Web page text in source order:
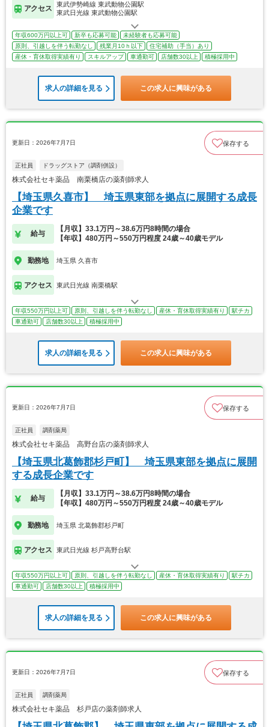
アクセス
東武伊勢崎線 東武動物公園駅
東武日光線 東武動物公園駅
年収600万円以上可 新卒も応募可能
未経験者も応募可能
原則、引越しを伴う転勤なし
残業月10ｈ以下
住宅補助（手当）あり
産休・育休取得実績有り
スキルアップ 車通勤可 店舗数30以上 積極採用中
求人の詳細を見る この求人に興味がある
更新日：2026年7月7日 保存する
正社員 ドラッグストア（調剤併設）
株式会社セキ薬品 南栗橋店の薬剤師求人
【埼玉県久喜市】 埼玉県東部を拠点に展開する成長
企業です
給与
【月収】33.1万円～38.6万円8時間の場合
【年収】480万円～550万円程度 24歳～40歳モデル
勤務地 埼玉県 久喜市
アクセス 東武日光線 南栗橋駅
年収550万円以上可 原則、引越しを伴う転勤なし 産休・育休取得実績有り
駅チカ
車通勤可
店舗数30以上 積極採用中
求人の詳細を見る この求人に興味がある
更新日：2026年7月7日 保存する
正社員 調剤薬局
株式会社セキ薬品 高野台店の薬剤師求人
【埼玉県北葛飾郡杉戸町】 埼玉県東部を拠点に展開
する成長企業です
給与
【月収】33.1万円～38.6万円8時間の場合
【年収】480万円～550万円程度 24歳～40歳モデル
勤務地 埼玉県 北葛飾郡杉戸町
アクセス 東武日光線 杉戸高野台駅
年収550万円以上可 原則、引越しを伴う転勤なし 産休・育休取得実績有り
駅チカ
車通勤可
店舗数30以上 積極採用中
求人の詳細を見る この求人に興味がある
更新日：2026年7月7日 保存する
正社員 調剤薬局
株式会社セキ薬品 杉戸店の薬剤師求人